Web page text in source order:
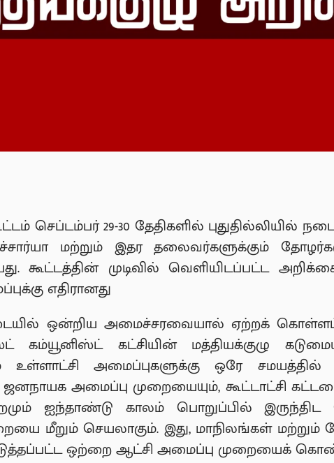
செப்டம்பர் 29-30 தேதிகளில் புதுதில்லியில்
மற்றும் இதர தலைவர்களுக்கும்
கூட்டத்தின் முடிவில் வெளியிடப்பட்ட
எதிரானது
ஒன்றிய அமைச்சரவையால் ஏற்றக்
கம்யூனிஸ்ட் கட்சியின் மத்தியக்குழு
அமைப்புகளுக்கு ஒரே சமயத்தில்
அமைப்பு முறையையும், கூட்டாட்சி
ஐந்தாண்டு காலம் பொறுப்பில்
மீறும் செயலாகும். இது, மாநிலங்கள் மற்றும்
ஒற்றை ஆட்சி அமைப்பு முறையைக்